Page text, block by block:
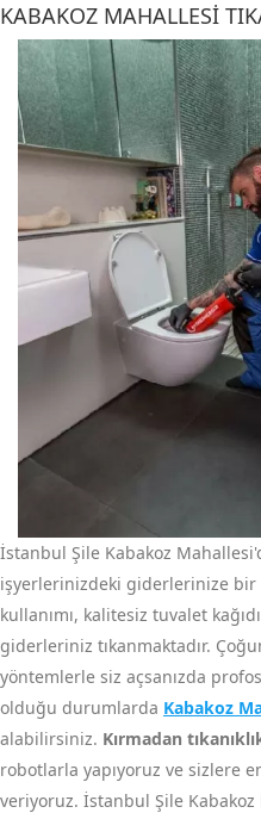
KABAKOZ MAHALLESI
İstanbul Şile Kabakoz
işyerlerinizdeki giderlerinize bir
kullanımı, kalitesiz tuvalet
giderleriniz tıkanmaktadır.
yöntemlerle siz açsanızda
olduğu durumlarda Kabakoz
alabilirsiniz. Kırmadan
robotlarla yapıyoruz ve sizlere
veriyoruz. İstanbul Şile Kabakoz